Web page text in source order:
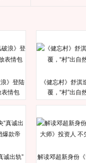
》登陆
情包
《健忘村》舒淇
覆，“村”出自
诚出轨”
解读邓超新身份